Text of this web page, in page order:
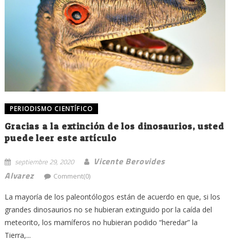
PERIODISMO CIENTÍFICO
Gracias a la extinción de los dinosaurios, usted
puede leer este artículo
septiembre 29, 2020
Vicente Berovides
Alvarez
Comment(0)
La mayoría de los paleontólogos están de acuerdo en que, si los
grandes dinosaurios no se hubieran extinguido por la caída del
meteorito, los mamíferos no hubieran podido “heredar” la
Tierra,...